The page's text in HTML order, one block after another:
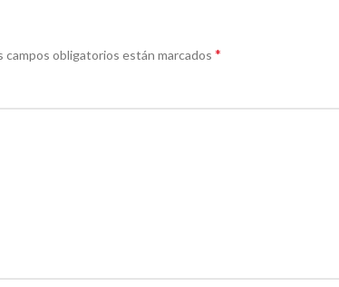
obligatorios están marcados *